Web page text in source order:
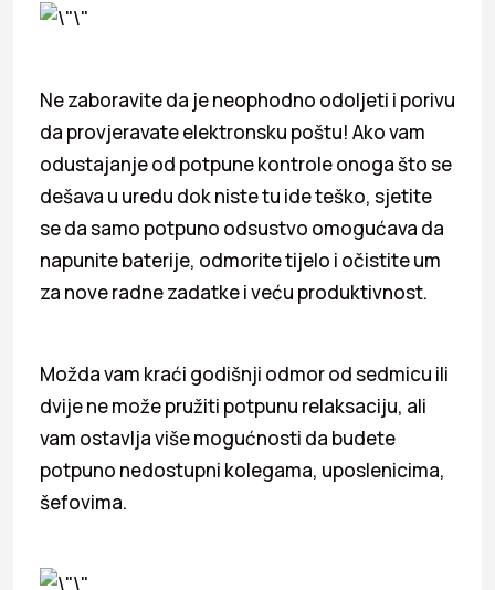
Ne zaboravite da je neophodno odoljeti i porivu
da provjeravate elektronsku poštu! Ako vam
odustajanje od potpune kontrole onoga što se
dešava u uredu dok niste tu ide teško, sjetite
se da samo potpuno odsustvo omogućava da
napunite baterije, odmorite tijelo i očistite um
za nove radne zadatke i veću produktivnost.
Možda vam kraći godišnji odmor od sedmicu ili
dvije ne može pružiti potpunu relaksaciju, ali
vam ostavlja više mogućnosti da budete
potpuno nedostupni kolegama, uposlenicima,
šefovima.